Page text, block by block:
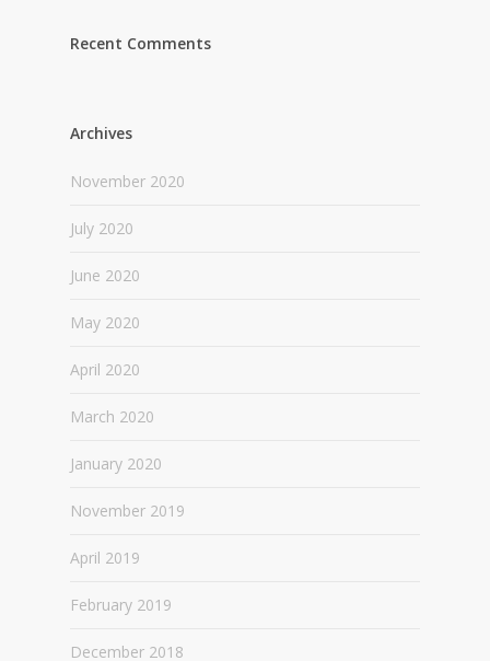
Recent Comments
Archives
November 2020
July 2020
June 2020
May 2020
April 2020
March 2020
January 2020
November 2019
April 2019
February 2019
December 2018